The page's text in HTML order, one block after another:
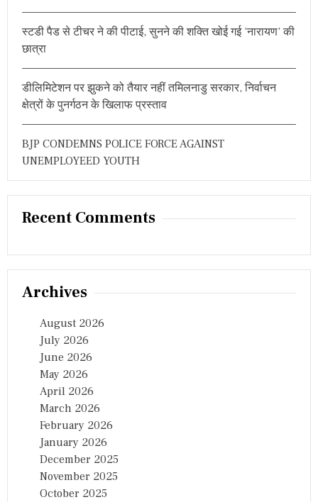
स्टडी पैड से टीचर ने की पीटाई, सुनने की शक्ति खोई गई ‘नारायण’ की
छात्रा
डीलिमिटेशन पर झुकने को तैयार नहीं तमिलनाडु सरकार, निर्वाचन
क्षेत्रों के पुनर्गठन के खिलाफ प्रस्ताव
BJP CONDEMNS POLICE FORCE AGAINST
UNEMPLOYEED YOUTH
Recent Comments
Archives
August 2026
July 2026
June 2026
May 2026
April 2026
March 2026
February 2026
January 2026
December 2025
November 2025
October 2025